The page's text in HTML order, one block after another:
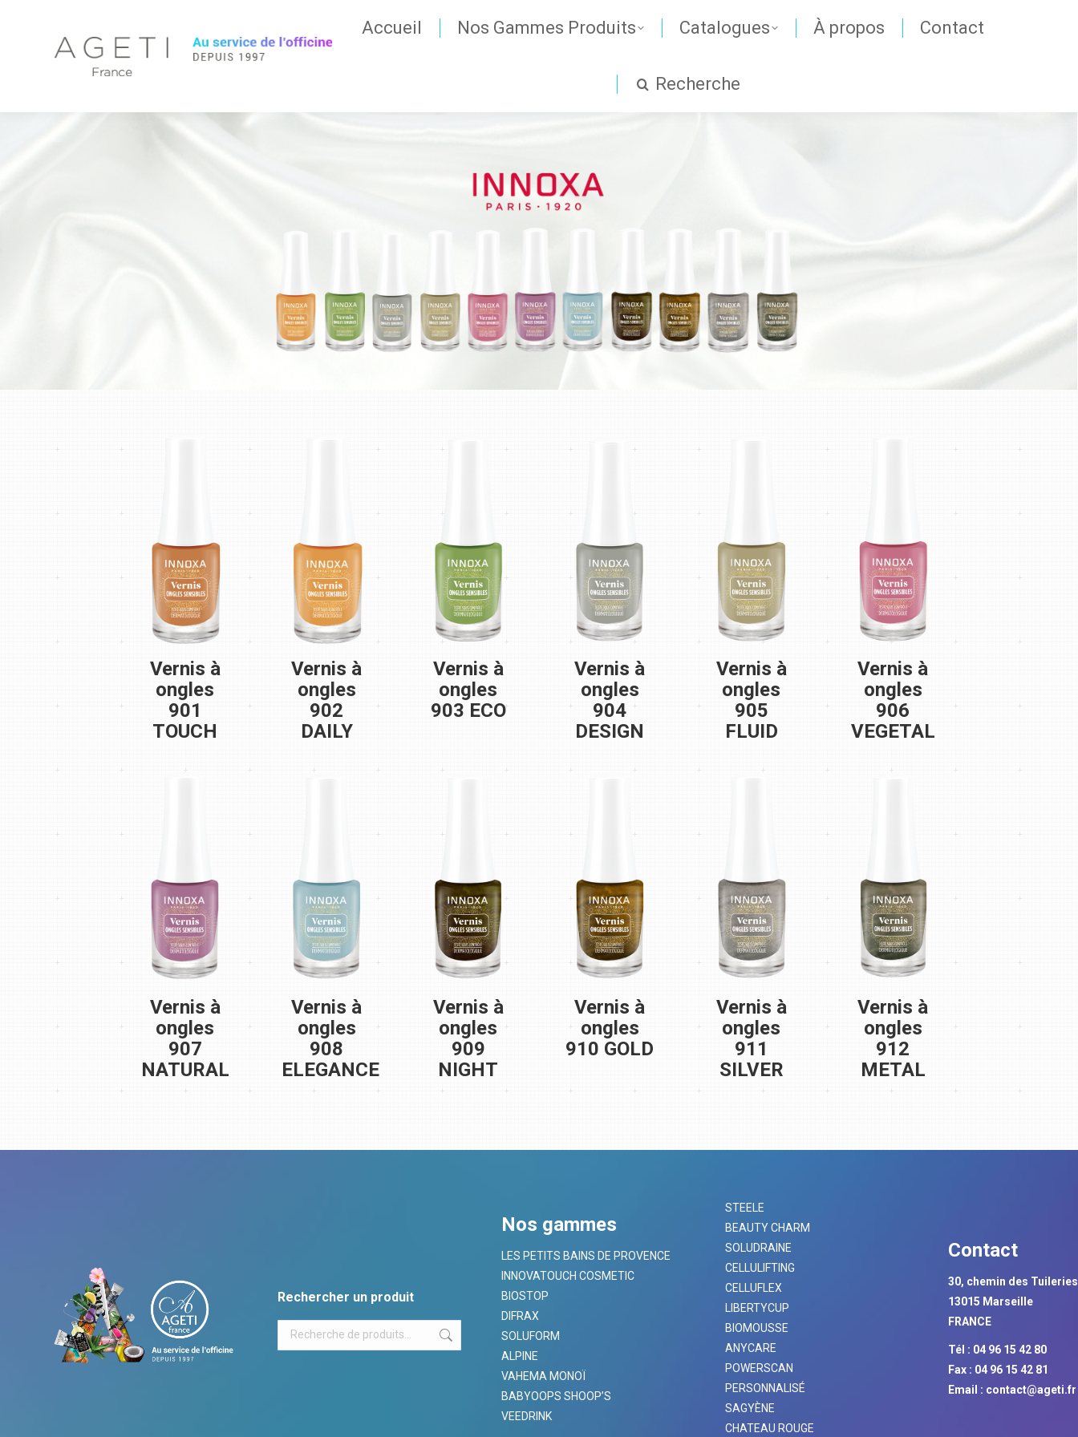
Accueil Nos Gammes Produits Catalogues À propos Contact
Recherche
Vernis à
ongles
901
TOUCH
Vernis à
ongles
902
DAILY
Vernis à
ongles
903 ECO
Vernis à
ongles
904
DESIGN
Vernis à
ongles
905
FLUID
Vernis à
ongles
906
VEGETAL
Vernis à
ongles
907
NATURAL
Vernis à
ongles
908
ELEGANCE
Vernis à
ongles
909
NIGHT
Vernis à
ongles
910 GOLD
Vernis à
ongles
911
SILVER
Vernis à
ongles
912
METAL
Rechercher un produit
Nos gammes
LES PETITS BAINS DE PROVENCE
INNOVATOUCH COSMETIC
BIOSTOP
DIFRAX
SOLUFORM
ALPINE
VAHEMA MONOÏ
BABYOOPS SHOOP’S
VEEDRINK
STEELE
BEAUTY CHARM
SOLUDRAINE
CELLULIFTING
CELLUFLEX
LIBERTYCUP
BIOMOUSSE
ANYCARE
POWERSCAN
PERSONNALISÉ
SAGYÈNE
CHATEAU ROUGE
Contact
30, chemin des Tuileries
13015 Marseille
FRANCE
Tél : 04 96 15 42 80
Fax : 04 96 15 42 81
Email : contact@ageti.fr